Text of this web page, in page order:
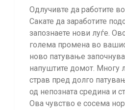
Одлучивте да работите
Сакате да заработите
запознаете нови луѓе.
голема промена во
ново патување
напуштите домот. Многу
страв пред долго
од непозната средина и
Ова чувство е сосема